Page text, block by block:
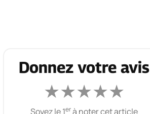
Donnez votre avis
★★★★★
Soyez le 1erà noter cet article